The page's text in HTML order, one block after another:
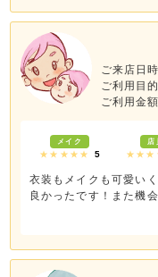
ご来店日
ご利用目
ご利用金
メイク
★★★★★ 5
店
衣装もメイクも可愛い
良かったです！また機